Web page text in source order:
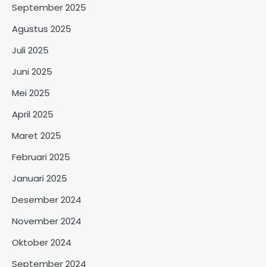
September 2025
Agustus 2025
Juli 2025
Juni 2025
Mei 2025
April 2025
Maret 2025
Februari 2025
Januari 2025
Desember 2024
November 2024
Oktober 2024
September 2024